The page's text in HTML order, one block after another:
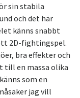
sin stabila
och det här
känns snabbt
2D-fightingspel.
bra effekter och
till en massa olika
som en
jag vill